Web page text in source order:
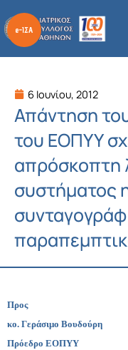
στο
περιεχόμενο
6 Ιουνίου, 2012
Απάντηση
του ΕΟΠΥΥ
απρόσκοπτη
συστήματος
Προς
κο. Γεράσιμο Βουδούρη
Πρόεδρο ΕΟΠΥΥ